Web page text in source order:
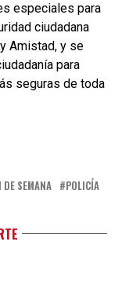
especiales para
ciudadana
Amistad, y se
para
seguras de toda
DE SEMANA
POLICÍA